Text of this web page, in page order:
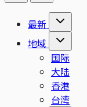
最新
地域
国际
大陆
香港
台湾